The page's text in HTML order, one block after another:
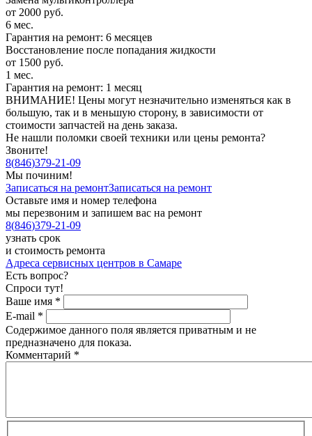
от 2000 руб.
6 мес.
Гарантия на ремонт: 6 месяцев
Восстановление после попадания жидкости
от 1500 руб.
1 мес.
Гарантия на ремонт: 1 месяц
ВНИМАНИЕ! Цены могут незначительно изменяться как в
большую, так и в меньшую сторону, в зависимости от
стоимости запчастей на день заказа.
Не нашли поломки своей техники или цены ремонта?
Звоните!
8(846)379-21-09
Мы починим!
Записаться на ремонтЗаписаться на ремонт
Оставьте имя и номер телефона
мы перезвоним и запишем вас на ремонт
8(846)379-21-09
узнать срок
и стоимость ремонта
Адреса сервисных центров в Самаре
Есть вопрос?
Спроси тут!
Ваше имя *
E-mail *
Содержимое данного поля является приватным и не
предназначено для показа.
Комментарий *